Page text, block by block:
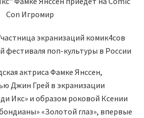
экранизаций комик4сов
фестиваля поп-культуры в России
актриса Фамке Янссен,
Джин Грей в экранизации
Икс» и образом роковой Ксении
«Золотой глаз», впервые